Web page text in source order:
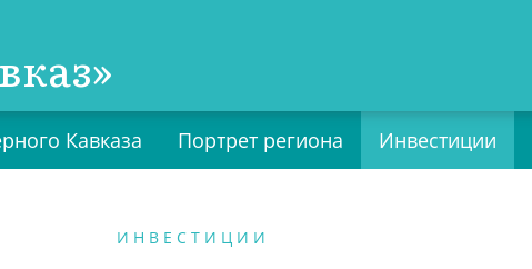
Кавказа Портрет региона Инвестиции
ИНВЕСТИЦИИ